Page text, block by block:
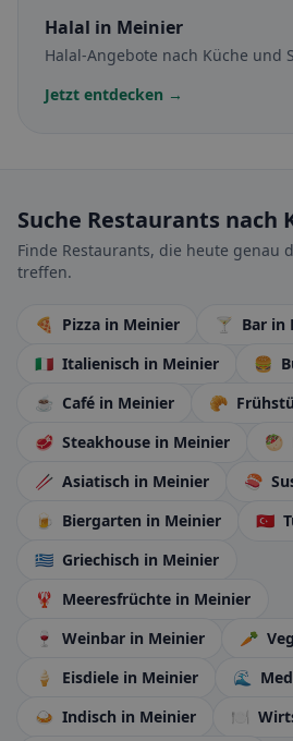
Halal in Meinier
Halal-Angebote nach Küche und
Jetzt entdecken →
Suche Restaurants nach
Finde Restaurants, die heute genau
treffen.
🍕 Pizza in Meinier 🍸 Bar in
🇮🇹 Italienisch in Meinier 🍔
☕ Café in Meinier 🥐
🥩 Steakhouse in Meinier 🥙
🥢 Asiatisch in Meinier 🍣
🍺 Biergarten in Meinier 🇹🇷
🇬🇷 Griechisch in Meinier
🦞 Meeresfrüchte in Meinier
🍷
Weinbar in Meinier 🥕
🍦
Eisdiele in Meinier 🌊
🍛 Indisch in Meinier 🍽️